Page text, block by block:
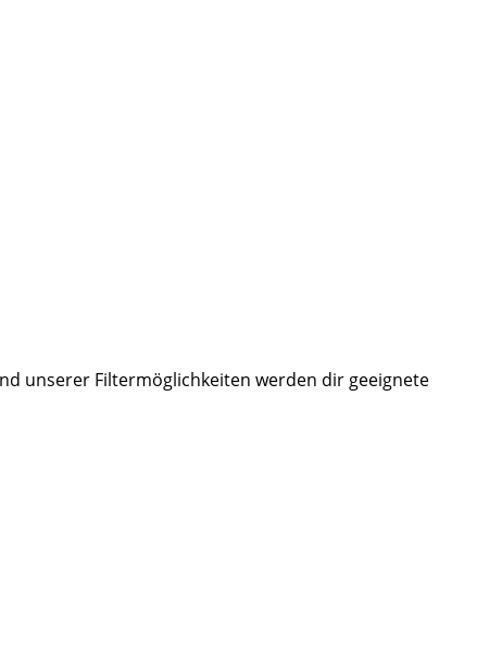
unserer Filtermöglichkeiten werden dir geeignete